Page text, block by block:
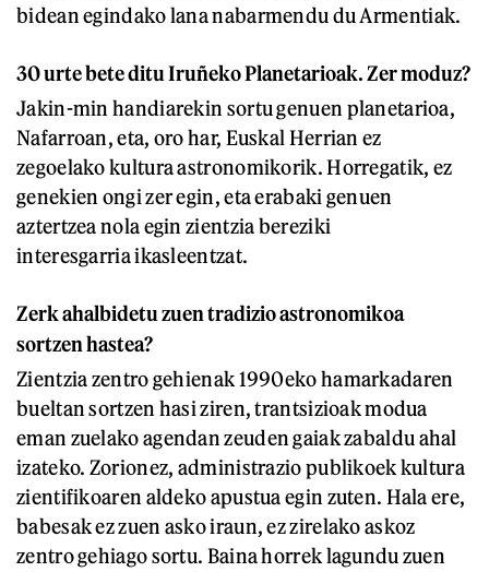
bidean egindako lana nabarmendu du Armentiak.
30 urte bete ditu Iruñeko Planetarioak. Zer moduz?
Jakin-min handiarekin sortu genuen planetarioa,
Nafarroan, eta, oro har, Euskal Herrian ez
zegoelako kultura astronomikorik. Horregatik, ez
genekien ongi zer egin, eta erabaki genuen
aztertzea nola egin zientzia bereziki
interesgarria ikasleentzat.
Zerk ahalbidetu zuen tradizio astronomikoa
sortzen hastea?
Zientzia zentro gehienak 1990eko hamarkadaren
bueltan sortzen hasi ziren, trantsizioak modua
eman zuelako agendan zeuden gaiak zabaldu ahal
izateko. Zorionez, administrazio publikoek kultura
zientifikoaren aldeko apustua egin zuten. Hala ere,
babesak ez zuen asko iraun, ez zirelako askoz
zentro gehiago sortu. Baina horrek lagundu zuen